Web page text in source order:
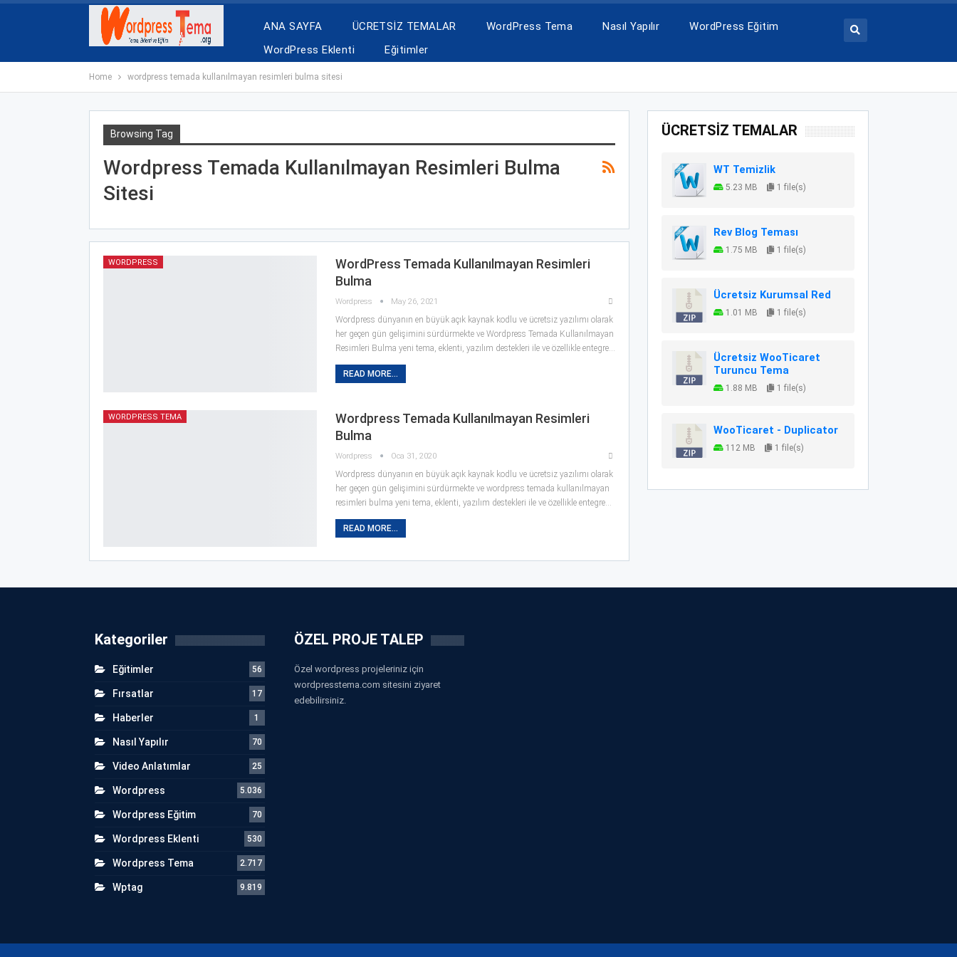
ANA SAYFA ÜCRETSİZ TEMALAR WordPress Tema Nasıl Yapılır
WordPress Eğitim
WordPress Eklenti
Eğitimler
Home wordpress temada kullanılmayan resimleri bulma sitesi
Browsing Tag
Wordpress Temada Kullanılmayan Resimleri Bulma
Sitesi
WORDPRESS
WordPress Temada Kullanılmayan Resimleri
Bulma
Wordpress May 26, 2021
Wordpress dünyanın en büyük açık kaynak kodlu ve ücretsiz yazılımı olarak
her geçen gün gelişimini sürdürmekte ve Wordpress Temada Kullanılmayan
Resimleri Bulma yeni tema, eklenti, yazılım destekleri ile ve özellikle entegre…
READ MORE...
WORDPRESS TEMA
Wordpress Temada Kullanılmayan Resimleri
Bulma
Wordpress Oca 31, 2020
Wordpress dünyanın en büyük açık kaynak kodlu ve ücretsiz yazılımı olarak
her geçen gün gelişimini sürdürmekte ve wordpress temada kullanılmayan
resimleri bulma yeni tema, eklenti, yazılım destekleri ile ve özellikle entegre…
READ MORE...
ÜCRETSİZ TEMALAR
WT Temizlik
5.23 MB 1 file(s)
Rev Blog Teması
1.75 MB 1 file(s)
Ücretsiz Kurumsal Red
1.01 MB 1 file(s)
Ücretsiz WooTicaret
Turuncu Tema
1.88 MB 1 file(s)
WooTicaret - Duplicator
112 MB 1 file(s)
Kategoriler
Eğitimler 56
Fırsatlar 17
Haberler 1
Nasıl Yapılır 70
Video Anlatımlar 25
Wordpress 5.036
Wordpress Eğitim 70
Wordpress Eklenti 530
Wordpress Tema 2.717
Wptag 9.819
ÖZEL PROJE TALEP
Özel wordpress projeleriniz için
wordpresstema.com sitesini ziyaret
edebilirsiniz.